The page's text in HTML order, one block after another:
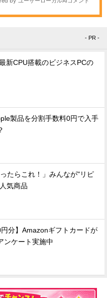
- PR -
新CPU搭載のビジネスPCの
製品を分割手数料0円で入手
ったらこれ！」みんなが"リピ
気商品
円分】Amazonギフトカードが
ンケート実施中